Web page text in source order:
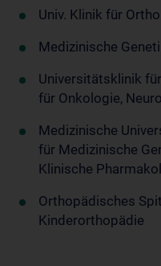
Univ. Klinik für
Medizinische
Universitätsklinik
für Onkologie,
Medizinische
für Medizinische
Klinische
Orthopädisches
Kinderorthopädie